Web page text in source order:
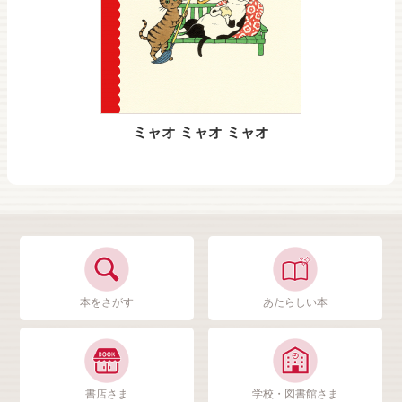
ミャオ ミャオ ミャオ
本をさがす あたらしい本
書店さま 学校・図書館さま